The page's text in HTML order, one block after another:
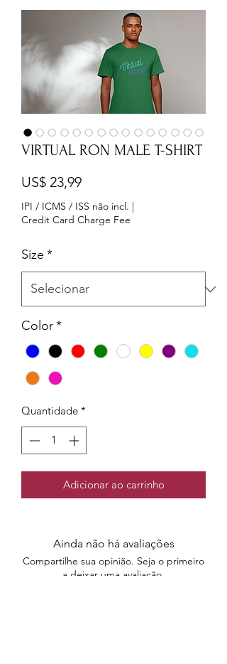
VIRTUAL RON MALE T-SHIRT
US$ 23,99Preço
IPI / ICMS / ISS não incl. |
Credit Card Charge Fee
Size *
Color*
Quantidade *
Adicionar ao carrinho
Ainda não há avaliações
Compartilhe sua opinião. Seja o primeiro
a deixar uma avaliação.